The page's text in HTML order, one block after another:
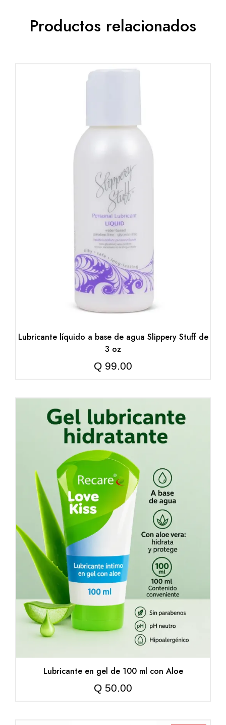
Productos relacionados
Lubricante líquido a base de agua Slippery Stuff de
3 oz
Q 99.00
Lubricante en gel de 100 ml con Aloe
Q 50.00